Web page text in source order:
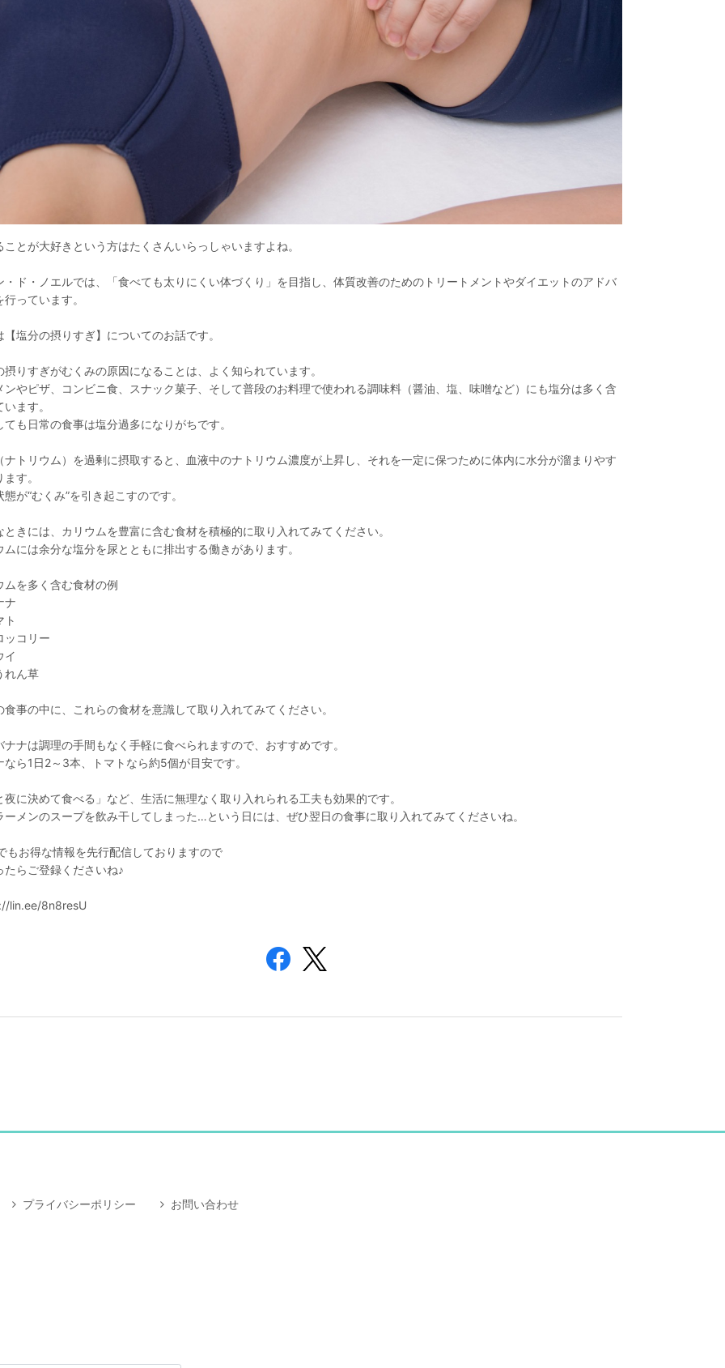
ことが大好きという方はたくさんいらっしゃいますよね。
・ド・ノエルでは、「食べても太りにくい体づくり」を目指し、体質改善のためのトリートメントやダイエットのアドバ
行っています。
【塩分の摂りすぎ】についてのお話です。
摂りすぎがむくみの原因になることは、よく知られています。
ンやピザ、コンビニ食、スナック菓子、そして普段のお料理で使われる調味料（醤油、塩、味噌など）にも塩分は多く含
ます。
ても日常の食事は塩分過多になりがちです。
ナトリウム）を過剰に摂取すると、血液中のナトリウム濃度が上昇し、それを一定に保つために体内に水分が溜まりやす
す。
態が“むくみ”を引き起こすのです。
ときには、カリウムを豊富に含む食材を積極的に取り入れてみてください。
ムには余分な塩分を尿とともに排出する働きがあります。
ムを多く含む食材の例
ナ
ト
ッコリー
イ
れん草
食事の中に、これらの食材を意識して取り入れてみてください。
ナナは調理の手間もなく手軽に食べられますので、おすすめです。
なら1日2～3本、トマトなら約5個が目安です。
夜に決めて食べる」など、生活に無理なく取り入れられる工夫も効果的です。
ーメンのスープを飲み干してしまった…という日には、ぜひ翌日の食事に取り入れてみてくださいね。
もお得な情報を先行配信しておりますので
たらご登録くださいね♪
lin.ee/8n8resU
プライバシーポリシー お問い合わせ